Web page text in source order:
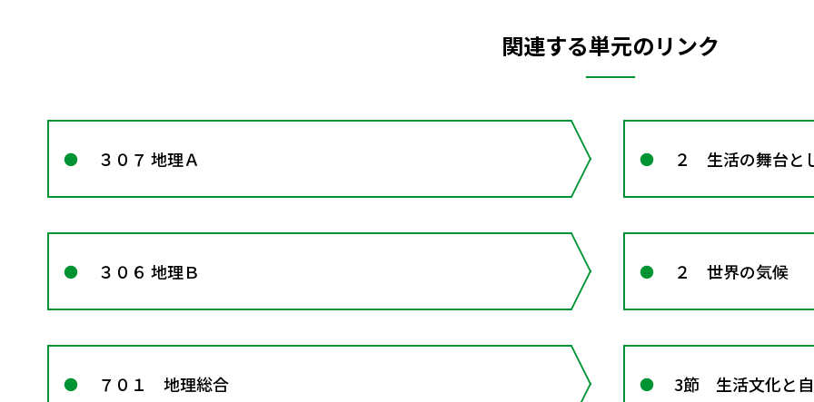
関連する単元のリンク
３０７ 地理Ａ ２ 生活の舞台と
３０６ 地理Ｂ ２ 世界の気候
７０１ 地理総合 3節 生活文化と